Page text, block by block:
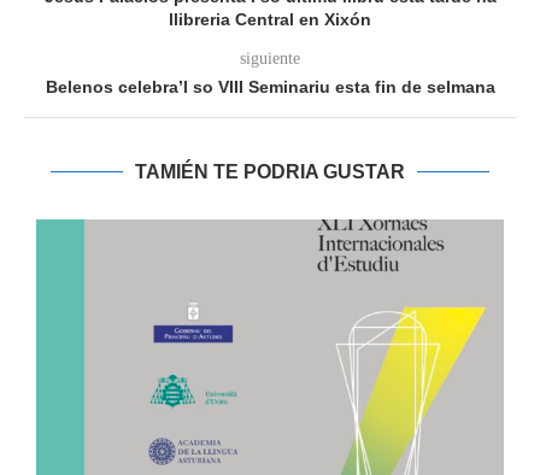
llibreria Central en Xixón
siguiente
Belenos celebra’l so VIII Seminariu esta fin de selmana
TAMIÉN TE PODRIA GUSTAR